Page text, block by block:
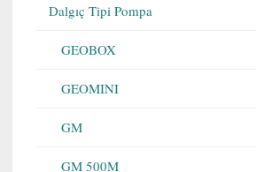
Dalgıç Tipi Pompa
GEOBOX
GEOMINI
GM
GM 500M